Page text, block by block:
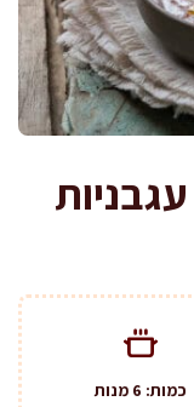
כמות: 6 מנות